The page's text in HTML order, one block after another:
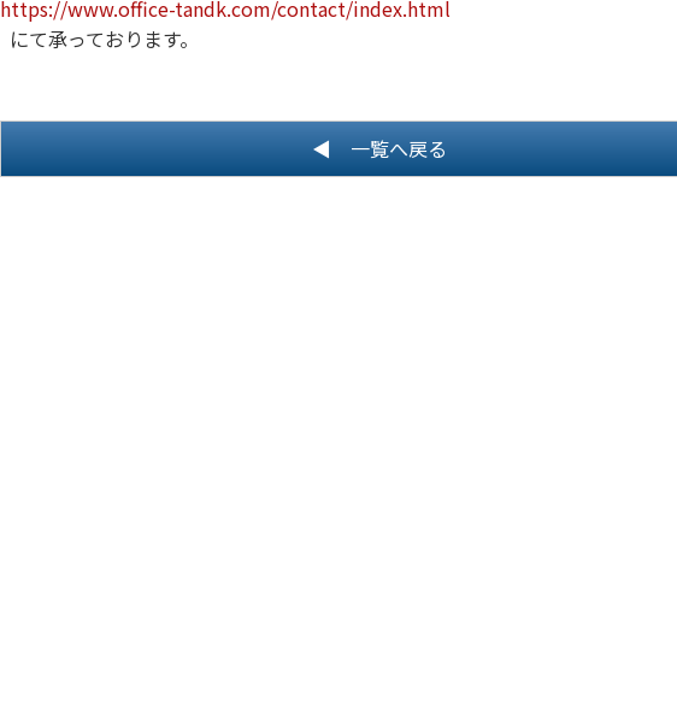
https://www.office-tandk.com/contact/index.html
にて承っております。
◀ 一覧へ戻る